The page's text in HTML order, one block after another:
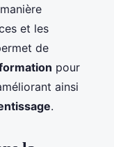
et les
de
pour
ainsi
.